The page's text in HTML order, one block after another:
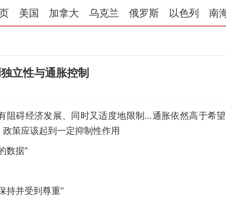
美国 加拿大 乌克兰 俄罗斯 以色列 南
立性与通胀控制
阻碍经济发展、同时又适度地限制…通胀依然高于希
策应该起到一定抑制性作用
数据”
持并受到尊重”